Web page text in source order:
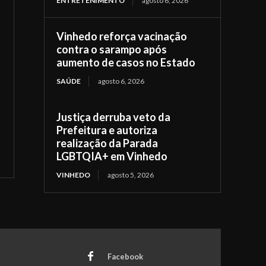
Vinhedo reforça vacinação
contra o sarampo após
aumento de casos no Estado
SAÚDE agosto 6, 2026
Justiça derruba veto da
Prefeitura e autoriza
realização da Parada
LGBTQIA+ em Vinhedo
VINHEDO agosto 5, 2026
Facebook